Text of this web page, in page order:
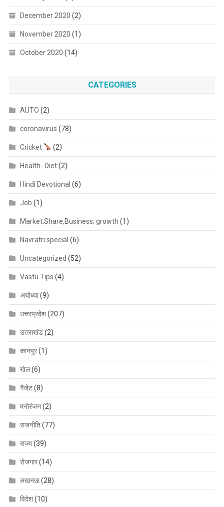
December 2020 (2)
November 2020 (1)
October 2020 (14)
CATEGORIES
AUTO (2)
coronavirus (78)
Cricket (2)
Health- Diet(2)
Hindi Devotional (6)
Job (1)
Market;Share,Business, growth (1)
Navratri special (6)
Uncategorized (52)
Vastu Tips (4)
अयोध्या(9)
उत्तरप्रदेश(207)
उत्तराखंड(2)
कानपुर(1)
खेल(6)
गैजेट(8)
मनोरंजन(2)
राजनीति(77)
राज्य(39)
रोजगार(14)
लखनऊ(28)
विदेश(10)